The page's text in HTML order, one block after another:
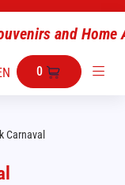
0
Carnaval